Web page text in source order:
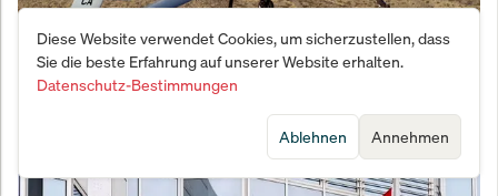
Drohnen-Rüstung: Warum Europa plötzlich
Milliarden in autonome Systeme pumpt
Diese Website verwendet Cookies, um sicherzustellen, dass
Sie die beste Erfahrung auf unserer Website erhalten.
Datenschutz-Bestimmungen
Annehmen
Ablehnen